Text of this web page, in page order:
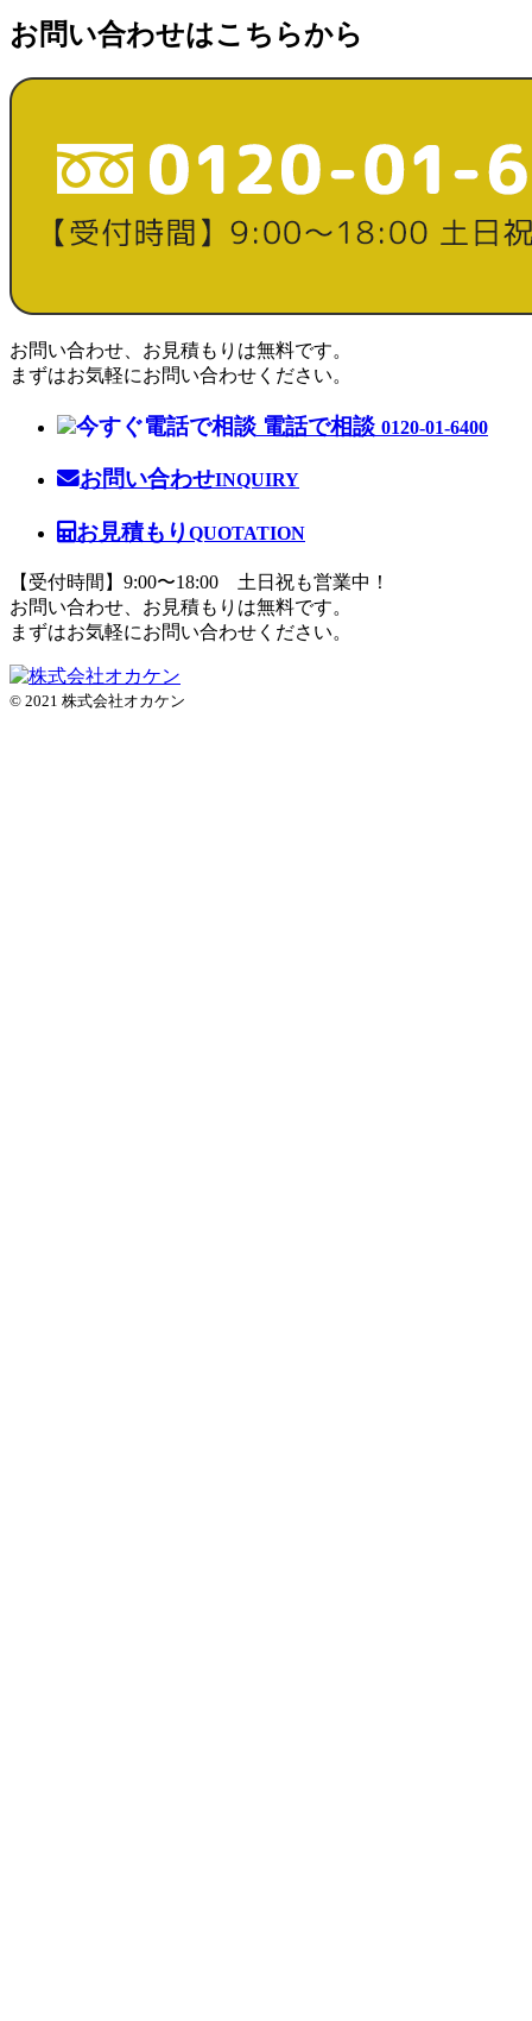
お問い合わせはこちらから
お問い合わせ、お見積もりは無料です。
まずはお気軽にお問い合わせください。
電話で相談 0120-01-6400
お問い合わせINQUIRY
お見積もり QUOTATION
【受付時間】9:00〜18:00 土日祝も営業中！
お問い合わせ、お見積もりは無料です。
まずはお気軽にお問い合わせください。
© 2021 株式会社オカケン